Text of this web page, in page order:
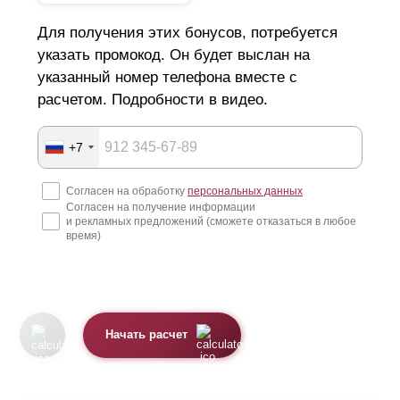
Для получения этих бонусов, потребуется
указать промокод. Он будет выслан на
указанный номер телефона вместе с
расчетом. Подробности в видео.
+7
Согласен на обработку персональных данных
Согласен на получение информации
и рекламных предложений (сможете отказаться в любое
время)
Начать расчет